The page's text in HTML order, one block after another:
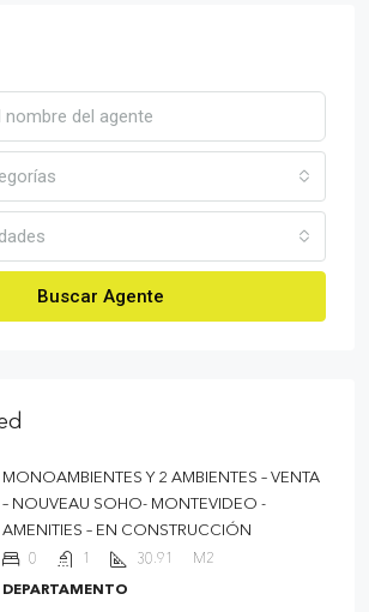
Buscar Agente
MONOAMBIENTES Y 2 AMBIENTES – VENTA
– NOUVEAU SOHO- MONTEVIDEO -
AMENITIES – EN CONSTRUCCIÓN
0 1 30.91 M2
DEPARTAMENTO